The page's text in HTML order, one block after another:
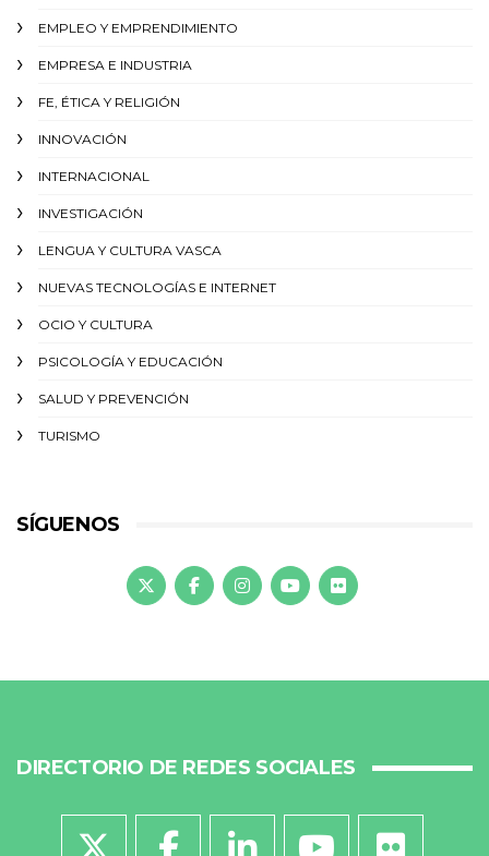
EMPLEO Y EMPRENDIMIENTO
EMPRESA E INDUSTRIA
FE, ÉTICA Y RELIGIÓN
INNOVACIÓN
INTERNACIONAL
INVESTIGACIÓN
LENGUA Y CULTURA VASCA
NUEVAS TECNOLOGÍAS E INTERNET
OCIO Y CULTURA
PSICOLOGÍA Y EDUCACIÓN
SALUD Y PREVENCIÓN
TURISMO
SÍGUENOS
DIRECTORIO DE REDES SOCIALES